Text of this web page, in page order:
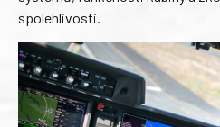
spolehlivosti.